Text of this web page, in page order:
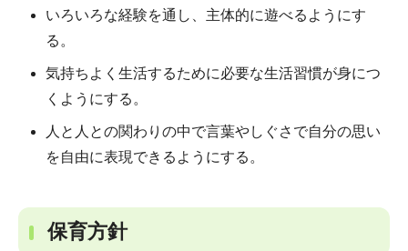
いろいろな経験を通し、主体的に遊べるようにす
る。
気持ちよく生活するために必要な生活習慣が身につ
くようにする。
人と人との関わりの中で言葉やしぐさで自分の思い
を自由に表現できるようにする。
保育方針